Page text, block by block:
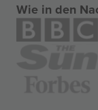
Wie in den